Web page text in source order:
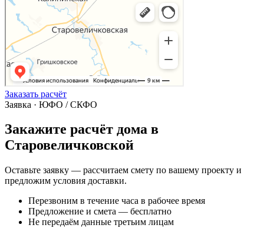
Заказать расчёт
Заявка · ЮФО / СКФО
Закажите расчёт дома в
Старовеличковской
Оставьте заявку — рассчитаем смету по вашему проекту и
предложим условия доставки.
Перезвоним в течение часа в рабочее время
Предложение и смета — бесплатно
Не передаём данные третьим лицам